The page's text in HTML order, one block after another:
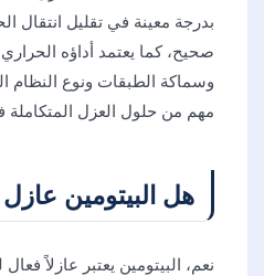
بدرجة معينة في تقليل انتقال
صحيح، كما يعتمد أداؤه
وسماكة الطبقات ونوع النظام
مهم من حلول العزل المتكاملة
هل البيتومين
نعم، البيتومين يعتبر عازلاً